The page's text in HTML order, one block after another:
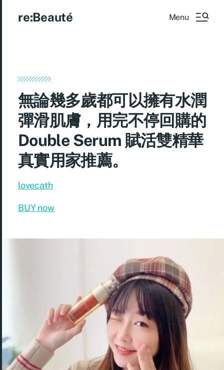
re:Beauté Menu
無論幾多歲都可以擁有水潤
彈滑肌膚，用完不停回購的
Double Serum 賦活雙精華
真實用家推薦。
lovecath
BUY now